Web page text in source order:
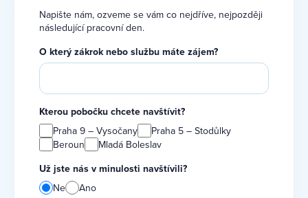
Napište nám, ozveme se vám co nejdříve, nejpozději
následující pracovní den.
O který zákrok nebo službu máte zájem?
Kterou pobočku chcete navštívit?
Praha 9 – Vysočany
Praha 5 – Stodůlky
Beroun
Mladá Boleslav
Už jste nás v minulosti navštívili?
Ne
Ano